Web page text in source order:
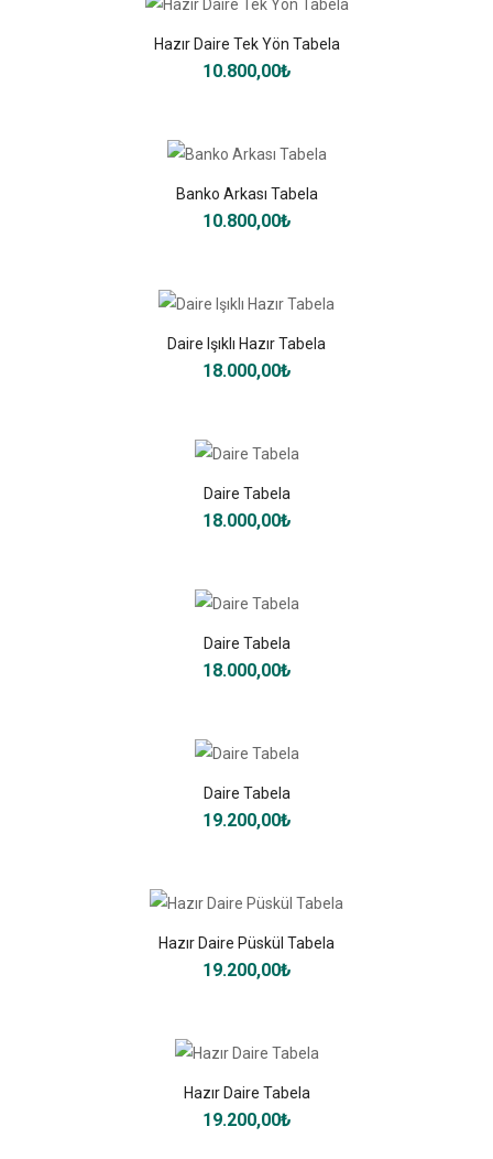
Hazır Daire Tek Yön Tabela
10.800,00₺
Banko Arkası Tabela
10.800,00₺
Daire Işıklı Hazır Tabela
18.000,00₺
Daire Tabela
18.000,00₺
Daire Tabela
18.000,00₺
Daire Tabela
19.200,00₺
Hazır Daire Püskül Tabela
19.200,00₺
Hazır Daire Tabela
19.200,00₺